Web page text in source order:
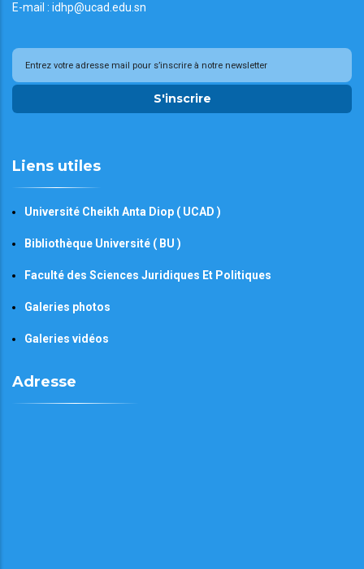
E-mail : idhp@ucad.edu.sn
S'inscrire
Liens utiles
Université Cheikh Anta Diop ( UCAD )
Bibliothèque Université ( BU )
Faculté des Sciences Juridiques Et Politiques
Galeries photos
Galeries vidéos
Adresse